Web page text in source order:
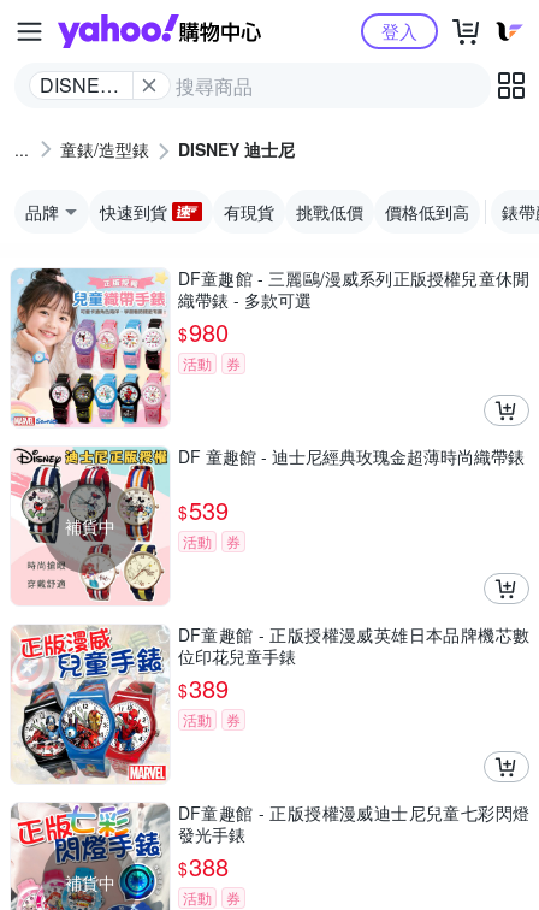
Yahoo購物中心
DISNEY
登入
童錶/造型錶 DISNEY 迪士尼
品牌 快速到貨 有現貨 挑戰低價 價格低到高 錶
DF童趣館 - 三麗鷗/漫威系列正版授權兒童休閒
織帶錶 - 多款可選
$980
活動 券
補貨中
DF 童趣館 - 迪士尼經典玫瑰金超薄時尚織帶錶
$539
活動 券
DF童趣館 - 正版授權漫威英雄日本品牌機芯數
位印花兒童手錶
$389
活動 券
補貨中
DF童趣館 - 正版授權漫威迪士尼兒童七彩閃燈
發光手錶
$388
活動 券